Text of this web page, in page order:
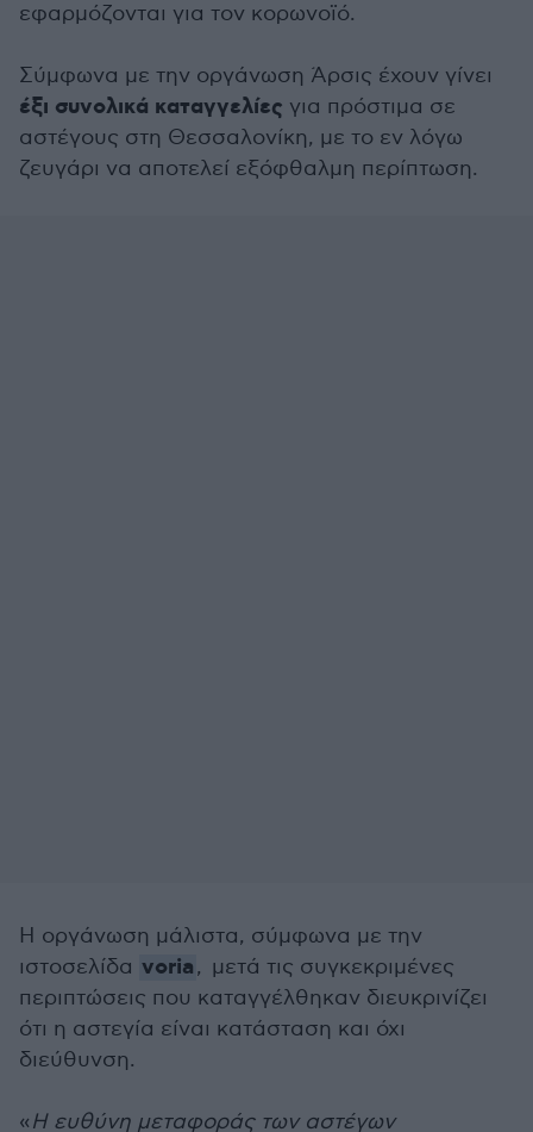
εφαρμόζονται για τον κορωνοϊό.
Σύμφωνα με την οργάνωση Άρσις έχουν γίνει
έξι συνολικά καταγγελίες για πρόστιμα σε
αστέγους στη Θεσσαλονίκη, με το εν λόγω
ζευγάρι να αποτελεί εξόφθαλμη περίπτωση.
Η οργάνωση μάλιστα, σύμφωνα με την
ιστοσελίδα voria, μετά τις συγκεκριμένες
περιπτώσεις που καταγγέλθηκαν διευκρινίζει
ότι η αστεγία είναι κατάσταση και όχι
διεύθυνση.
«Η ευθύνη μεταφοράς των αστέγων